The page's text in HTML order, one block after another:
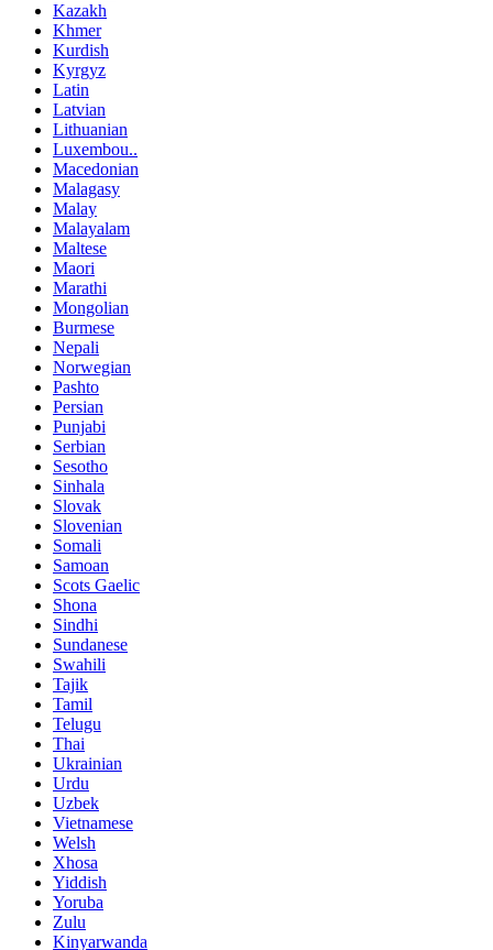
Kazakh
Khmer
Kurdish
Kyrgyz
Latin
Latvian
Lithuanian
Luxembou..
Macedonian
Malagasy
Malay
Malayalam
Maltese
Maori
Marathi
Mongolian
Burmese
Nepali
Norwegian
Pashto
Persian
Punjabi
Serbian
Sesotho
Sinhala
Slovak
Slovenian
Somali
Samoan
Scots Gaelic
Shona
Sindhi
Sundanese
Swahili
Tajik
Tamil
Telugu
Thai
Ukrainian
Urdu
Uzbek
Vietnamese
Welsh
Xhosa
Yiddish
Yoruba
Zulu
Kinyarwanda